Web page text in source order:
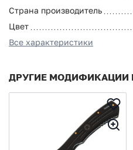
Страна производитель
Цвет
Все характеристики
ДРУГИЕ МОДИФИКАЦИИ